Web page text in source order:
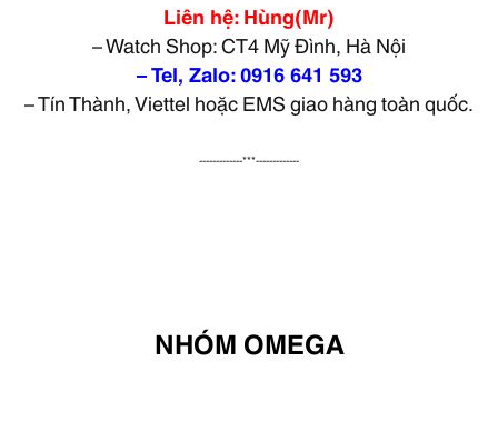
Liên hệ: Hùng(Mr)
– Watch Shop: CT4 Mỹ Đình, Hà Nội
– Tel, Zalo: 0916 641 593
– Tín Thành, Viettel hoặc EMS giao hàng toàn quốc.
-------------***-------------
NHÓM OMEGA